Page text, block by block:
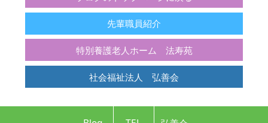
先輩職員紹介
特別養護老人ホーム 法寿苑
社会福祉法人 弘善会